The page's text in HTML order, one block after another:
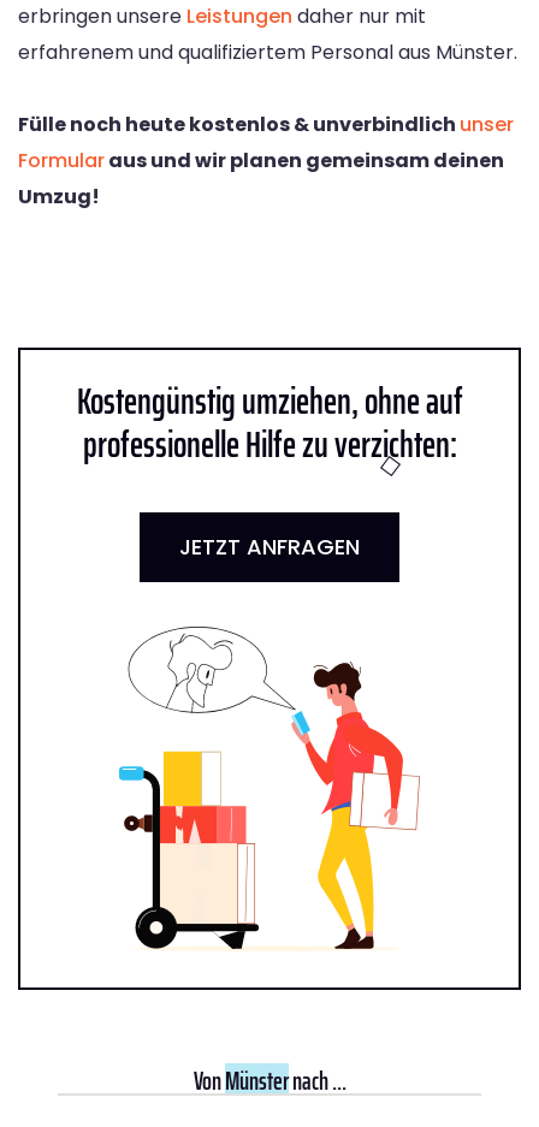
erbringen unsere Leistungen daher nur mit
erfahrenem und qualifiziertem Personal aus Münster.
Fülle noch heute kostenlos & unverbindlich unser
Formularaus und wir planen gemeinsam deinen
Umzug!
Kostengünstig umziehen, ohne auf
professionelle Hilfe zu verzichten:
JETZT ANFRAGEN
VonMünsternach ...